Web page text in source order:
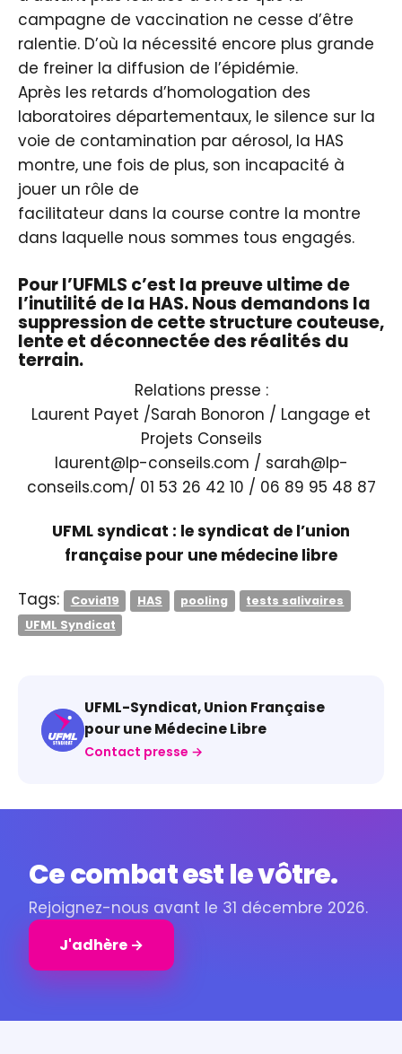
campagne de vaccination ne cesse d’être
ralentie. D’où la nécessité encore plus grande
de freiner la diffusion de l’épidémie.
Après les retards d’homologation des
laboratoires départementaux, le silence sur la
voie de contamination par aérosol, la HAS
montre, une fois de plus, son incapacité à
jouer un rôle de
facilitateur dans la course contre la montre
dans laquelle nous sommes tous engagés.
Pour l’UFMLS c’est la preuve ultime de
l’inutilité de la HAS. Nous demandons la
suppression de cette structure couteuse,
lente et déconnectée des réalités du
terrain.
Relations presse :
Laurent Payet /Sarah Bonoron / Langage et
Projets Conseils
laurent@lp-conseils.com / sarah@lp-
conseils.com/ 01 53 26 42 10 / 06 89 95 48 87
UFML syndicat : le syndicat de l’union
française pour une médecine libre
Tags: Covid19 HAS pooling
tests salivaires
UFML Syndicat
UFML-Syndicat, Union Française
pour une Médecine Libre
Contact presse →
Ce combat est le vôtre.
Rejoignez-nous avant le 31 décembre 2026.
J'adhère →